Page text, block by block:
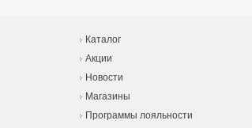
Каталог
Акции
Новости
Магазины
Программы лояльности